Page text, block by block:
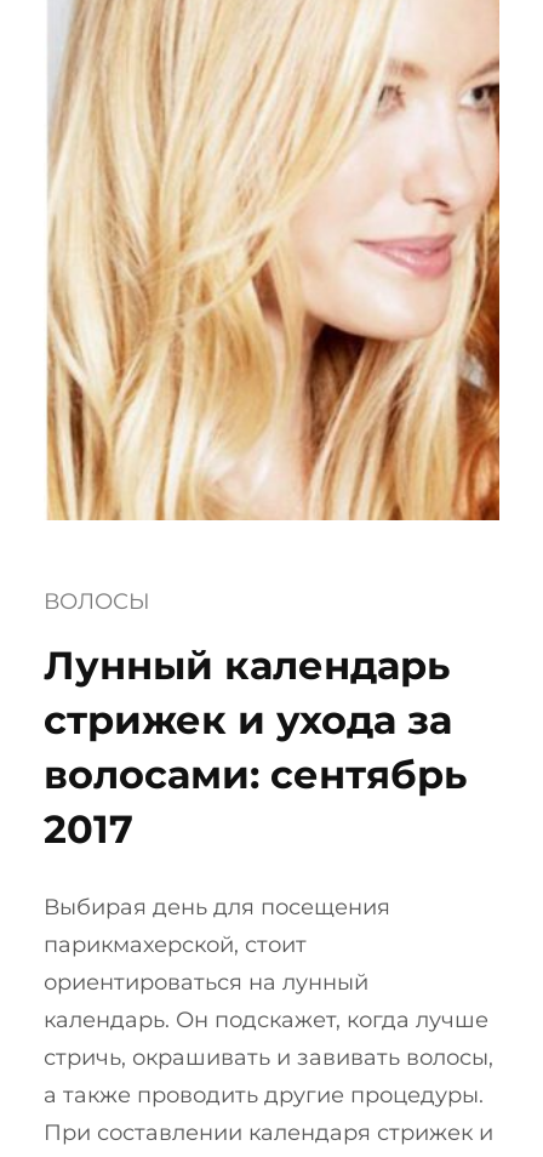
ВОЛОСЫ
Лунный календарь
стрижек и ухода за
волосами: сентябрь
2017
Выбирая день для посещения
парикмахерской, стоит
ориентироваться на лунный
календарь. Он подскажет, когда лучше
стричь, окрашивать и завивать волосы,
а также проводить другие процедуры.
При составлении календаря стрижек и